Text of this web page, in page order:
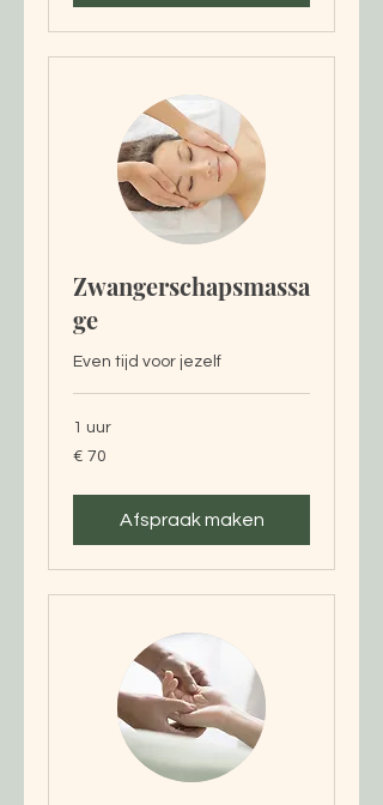
Zwangerschapsmassa
ge
Even tijd voor jezelf
1 uur
70
euro
€ 70
Afspraak maken